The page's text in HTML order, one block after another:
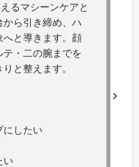
るマシーンケアと
ら引き締め、ハ
へと導きます。顔
・二の腕までを
と整えます。
にしたい
い